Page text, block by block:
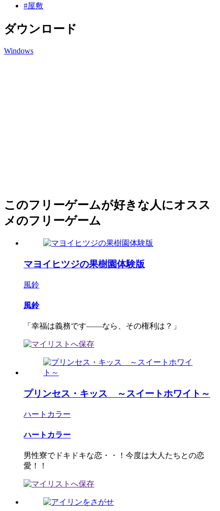
#屋敷
ダウンロード
Windows
このフリーゲームが好きな人にオスス
メのフリーゲーム
マヨイヒツジの果樹園体験版
風鈴
風鈴
「幸福は義務です――なら、その権利は？」
プリンセス・キッス ～スイートホワイト～
ハートカラー
ハートカラー
男性寮でドキドキな恋・・！今度は大人たちとの恋
愛！！